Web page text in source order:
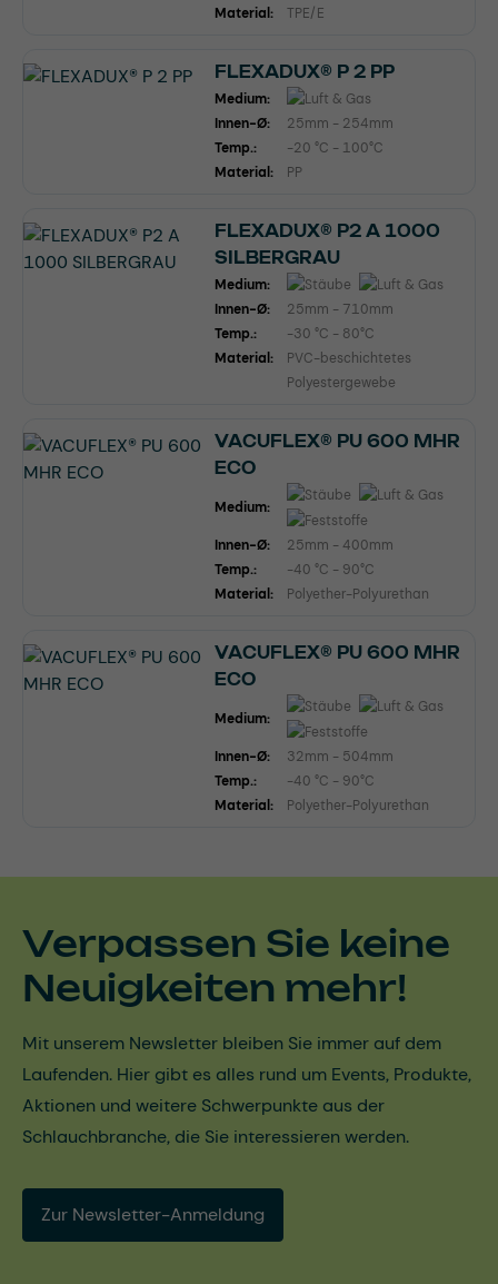
Material:
TPE/E
FLEXADUX® P 2 PP
Medium:
Innen-Ø:
25mm - 254mm
Temp.:
-20 °C - 100°C
Material:
PP
FLEXADUX® P2 A 1000
SILBERGRAU
Medium:
Innen-Ø:
25mm - 710mm
Temp.:
-30 °C - 80°C
Material:
PVC-beschichtetes
Polyestergewebe
VACUFLEX® PU 600 MHR
ECO
Medium:
Innen-Ø:
25mm - 400mm
Temp.:
-40 °C - 90°C
Material:
Polyether-Polyurethan
VACUFLEX® PU 600 MHR
ECO
Medium:
Innen-Ø:
32mm - 504mm
Temp.:
-40 °C - 90°C
Material:
Polyether-Polyurethan
Verpassen Sie keine
Neuigkeiten mehr!
Mit unserem Newsletter bleiben Sie immer auf dem
Laufenden. Hier gibt es alles rund um Events, Produkte,
Aktionen und weitere Schwerpunkte aus der
Schlauchbranche, die Sie interessieren werden.
Zur Newsletter-Anmeldung